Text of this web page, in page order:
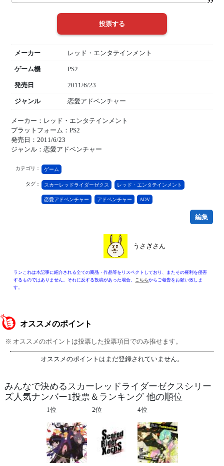
メーカー レッド・エンタテインメント
ゲーム機 PS2
発売日 2011/6/23
ジャンル 恋愛アドベンチャー
メーカー：レッド・エンタテインメント
プラットフォーム：PS2
発売日：2011/6/23
ジャンル：恋愛アドベンチャー
カテゴリ： ゲーム
タグ： スカーレッドライダーゼクス レッド・エンタテインメント
恋愛アドベンチャー アドベンチャー ADV
編集
うさぎさん
ランこれは本記事に紹介される全ての商品・作品等をリスペクトしており、またその権利を侵害
するものではありません。それに反する投稿があった場合、 こちらからご報告をお願い致しま
す。
オススメのポイント
※ オススメのポイントは投票した投票項目でのみ推せます。
オススメのポイントはまだ登録されていません。
みんなで決めるスカーレッドライダーゼクスシリー
ズ人気ナンバー1投票＆ランキング 他の順位
1位 2位 4位